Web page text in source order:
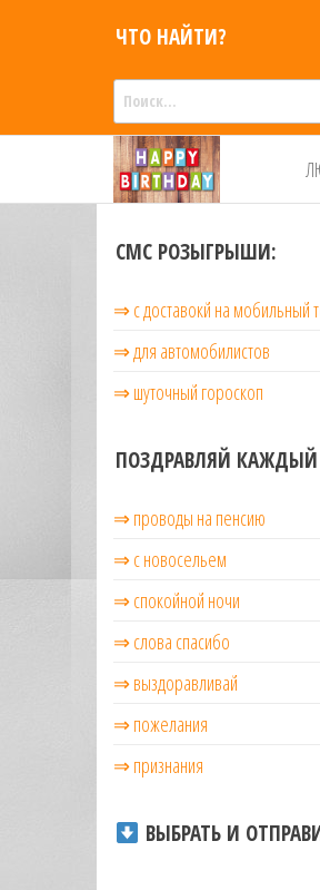
ЧТО НАЙТИ?
поздравления,
Голосовые смс
Аудио
телефон —
для мужчин,
детей и
Поздравления
в Смс на
музыкальные.
голосовые
Приколы,
пожелания на
СМС РОЗЫГРЫШИ:
⇒ с доставокй на мобильный
⇒ для автомобилистов
⇒ шуточный гороскоп
ПОЗДРАВЛЯЙ КАЖДЫЙ
⇒ проводы на пенсию
⇒ с новосельем
⇒ cпокойной ночи
⇒ слова спасибо
⇒ выздоравливай
⇒ пожелания
⇒ признания
ВЫБРАТЬ И